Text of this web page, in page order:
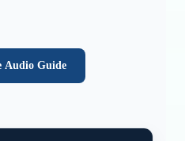
Audio Guide